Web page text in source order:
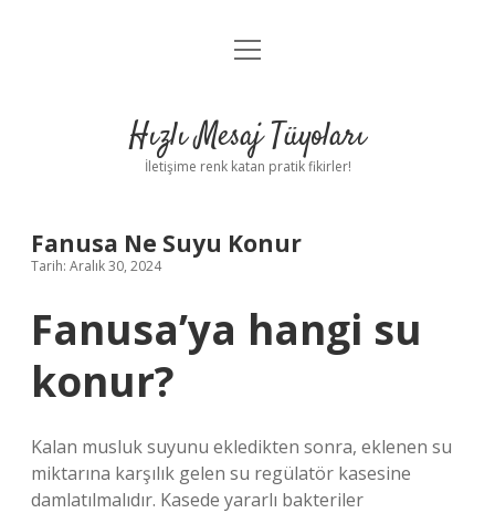
Anasayfa
Yasal Uyarı
menüyü
Hızlı Mesaj Tüyoları
İletişime renk katan pratik fikirler!
Fanusa Ne Suyu Konur
Tarih: Aralık 30, 2024
Fanusa’ya hangi su
konur?
Kalan musluk suyunu ekledikten sonra, eklenen su
miktarına karşılık gelen su regülatör kasesine
damlatılmalıdır. Kasede yararlı bakteriler